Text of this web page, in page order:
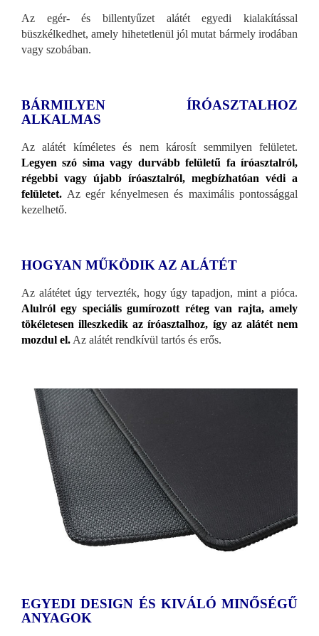
Az egér- és billentyűzet alátét egyedi kialakítással
büszkélkedhet, amely hihetetlenül jól mutat bármely irodában
vagy szobában.
BÁRMILYEN ÍRÓASZTALHOZ
ALKALMAS
Az alátét kíméletes és nem károsít semmilyen felületet.
Legyen szó sima vagy durvább felületű fa íróasztalról,
régebbi vagy újabb íróasztalról, megbízhatóan védi a
felületet. Az egér kényelmesen és maximális pontossággal
kezelhető.
HOGYAN MŰKÖDIK AZ ALÁTÉT
Az alátétet úgy tervezték, hogy úgy tapadjon, mint a pióca.
Alulról egy speciális gumírozott réteg van rajta, amely
tökéletesen illeszkedik az íróasztalhoz, így az alátét nem
mozdul el.Az alátét rendkívül tartós és erős.
EGYEDI DESIGN ÉS KIVÁLÓ MINŐSÉGŰ
ANYAGOK